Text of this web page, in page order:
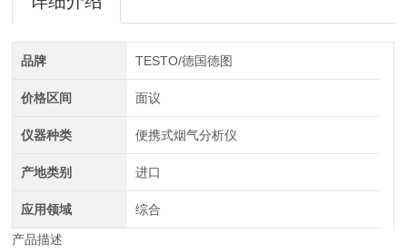
品牌 TESTO/德国德图
价格区间 面议
仪器种类 便携式烟气分析仪
产地类别 进口
应用领域 综合
产品描述